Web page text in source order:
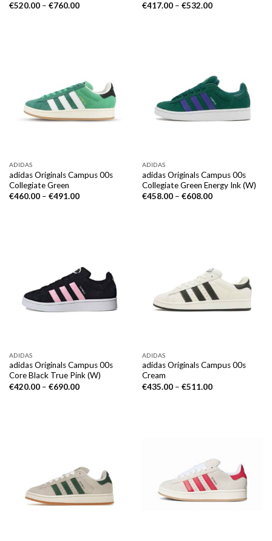
€520.00– €760.00
€417.00– €532.00
ADIDAS
adidas Originals Campus 00s
Collegiate Green
€460.00– €491.00
ADIDAS
adidas Originals Campus 00s
Collegiate Green Energy Ink (W)
€458.00– €608.00
ADIDAS
adidas Originals Campus 00s
Core Black True Pink (W)
€420.00– €690.00
ADIDAS
adidas Originals Campus 00s
Cream
€435.00– €511.00